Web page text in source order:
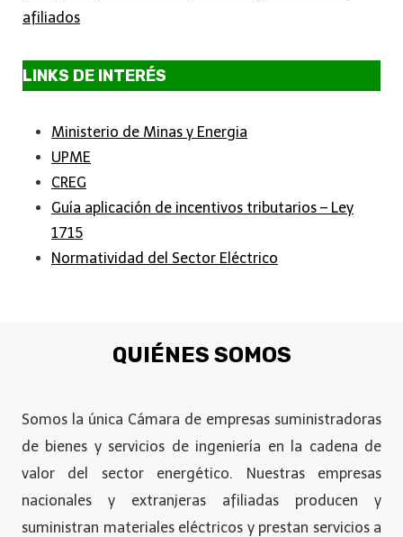
afiliados
LINKS DE INTERÉS
Ministerio de Minas y Energia
UPME
CREG
Guía aplicación de incentivos tributarios – Ley
1715
Normatividad del Sector Eléctrico
QUIÉNES SOMOS
Somos la única Cámara de empresas suministradoras
de bienes y servicios de ingeniería en la cadena de
valor del sector energético. Nuestras empresas
nacionales y extranjeras afiliadas producen y
suministran materiales eléctricos y prestan servicios a